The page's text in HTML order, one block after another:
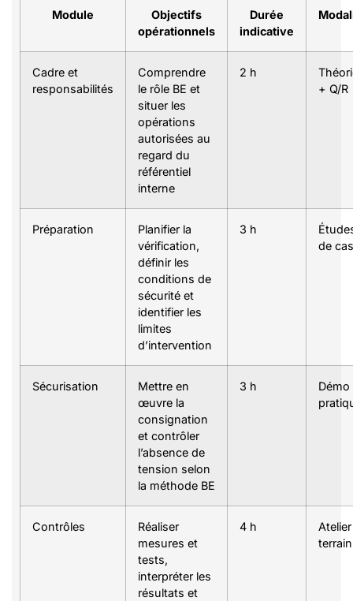
Module
Objectifs
opérationnels
Durée
indicative
Cadre et
responsabilités
Comprendre
le rôle BE et
situer les
opérations
autorisées au
regard du
référentiel
interne
2 h
+ Q/R
Préparation
Planifier la
vérification,
définir les
conditions de
sécurité et
identifier les
limites
d’intervention
3 h
de cas
Sécurisation
Mettre en
œuvre la
consignation
et contrôler
l’absence de
tension selon
la méthode BE
3 h
Démo
Contrôles
Réaliser
mesures et
tests,
interpréter les
résultats et
4 h
Atelier
terrain